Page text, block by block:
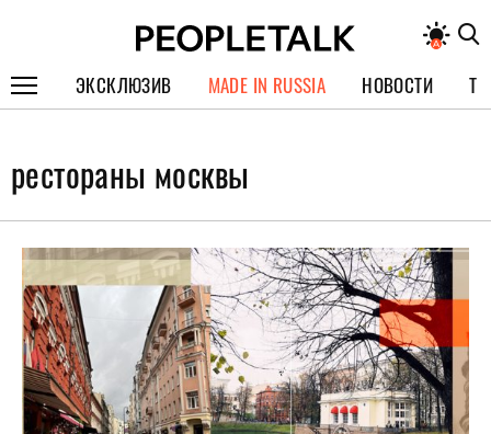
ЭКСКЛЮЗИВ
СПЕЦПРОЕКТЫ
ИНТЕРВЬЮ
ПОКОЛЕНИЕ
MADE IN RUSSIA НОВОСТИ
рестораны москвы